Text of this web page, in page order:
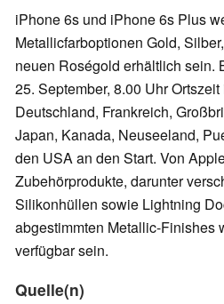
iPhone 6s und iPhone 6s Plus
Metallicfarboptionen Gold,
neuen Roségold erhältlich sein.
25. September, 8.00 Uhr
Deutschland, Frankreich,
Japan, Kanada, Neuseeland,
den USA an den Start. Von
Zubehörprodukte, darunter
Silikonhüllen sowie Lightning
abgestimmten Metallic-Finishes
verfügbar sein.
Quelle(n)